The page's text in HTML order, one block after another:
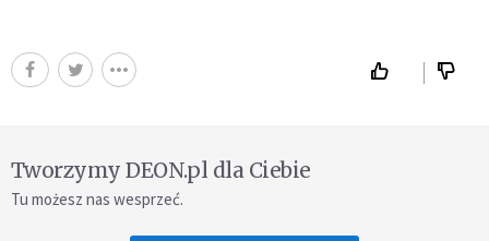
Tworzymy DEON.pl dla Ciebie
Tu możesz nas wesprzeć.